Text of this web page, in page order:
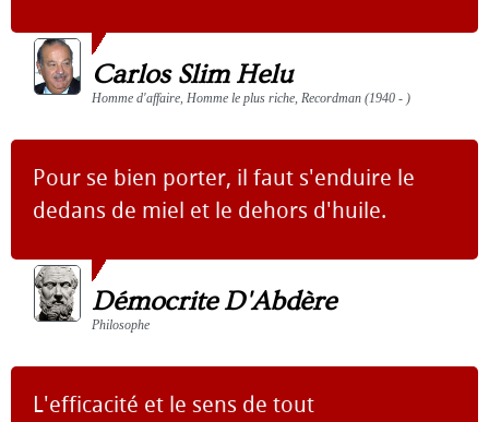
Carlos Slim Helu
Homme d'affaire, Homme le plus riche, Recordman (1940 - )
Pour se bien porter, il faut s'enduire le
dedans de miel et le dehors d'huile.
Démocrite D'Abdère
Philosophe
L'efficacité et le sens de tout